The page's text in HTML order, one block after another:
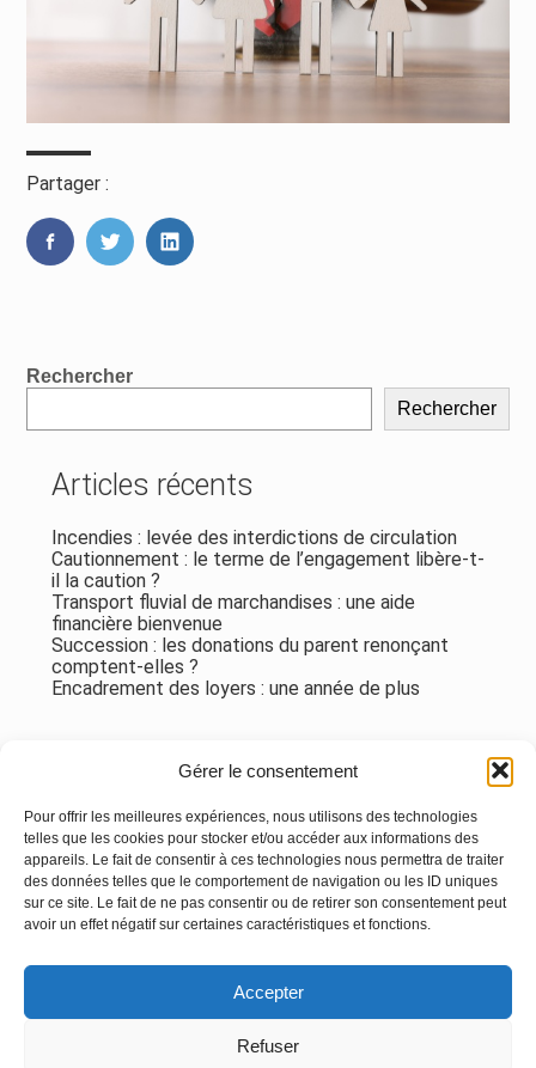
Gérer le consentement
Pour offrir les meilleures expériences, nous utilisons des technologies
telles que les cookies pour stocker et/ou accéder aux informations des
appareils. Le fait de consentir à ces technologies nous permettra de traiter
des données telles que le comportement de navigation ou les ID uniques
sur ce site. Le fait de ne pas consentir ou de retirer son consentement peut
avoir un effet négatif sur certaines caractéristiques et fonctions.
Accepter
Refuser
Partager :
FaceBookTwitterLinkedIn
Blog
Rechercher
Rechercher
Articles récents
Incendies : levée des interdictions de circulation
Cautionnement : le terme de l’engagement libère-t-
il la caution ?
Transport fluvial de marchandises : une aide
financière bienvenue
Succession : les donations du parent renonçant
comptent-elles ?
Encadrement des loyers : une année de plus
Aucun commentaire à afficher.
Principale
Linkedin Instagram